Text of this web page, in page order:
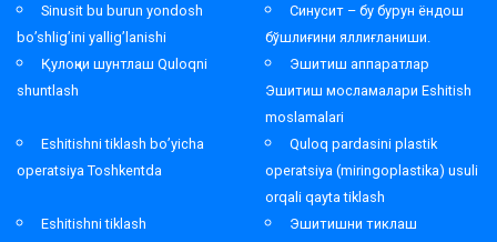
Sinusit bu burun yondosh
bo’shlig’ini yallig’lanishi
Синусит – бу бурун ёндош
бўшлиғини яллиғланиши.
Қулоқни шунтлаш Quloqni
shuntlash
Эшитиш аппаратлар
Эшитиш мосламалари Eshitish
moslamalari
Eshitishni tiklash bo’yicha
operatsiya Toshkentda
Quloq pardasini plastik
operatsiya (miringoplastika) usuli
orqali qayta tiklash
Eshitishni tiklash
Эшитишни тиклаш